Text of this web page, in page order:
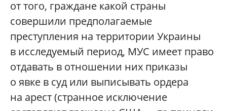
от того, граждане какой страны
совершили предполагаемые
преступления на территории Украины
в исследуемый период, МУС имеет право
отдавать в отношении них приказы
о явке в суд или выписывать ордера
на арест (странное исключение